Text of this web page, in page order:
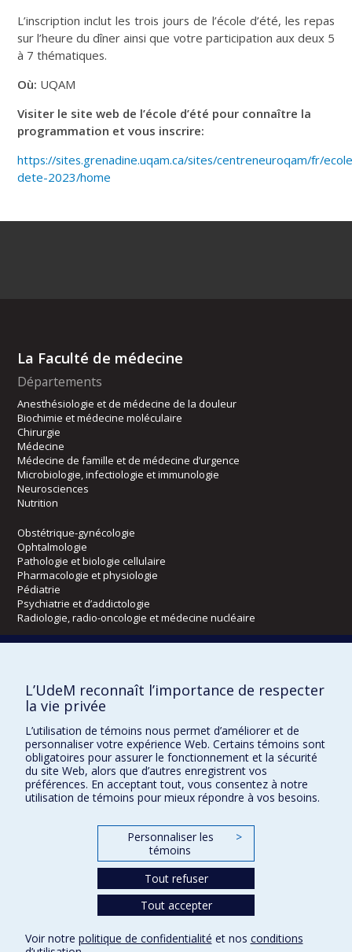
L’inscription inclut les trois jours de l’école d’été, les repas
sur l’heure du dîner ainsi que votre participation aux deux 5
à 7 thématiques.
Où: UQAM
Visiter le site web de l’école d’été pour connaître la
programmation et vous inscrire:
https://sites.grenadine.uqam.ca/sites/centreneuroqam/fr/
dete-2023/home
La Faculté de médecine
Départements
Anesthésiologie et de médecine de la douleur
Biochimie et médecine moléculaire
Chirurgie
Médecine
Médecine de famille et de médecine d’urgence
Microbiologie, infectiologie et immunologie
Neurosciences
Nutrition
Obstétrique-gynécologie
Ophtalmologie
Pathologie et biologie cellulaire
Pharmacologie et physiologie
Pédiatrie
Psychiatrie et d’addictologie
Radiologie, radio-oncologie et médecine nucléaire
Kinésiologie et des sciences de l’activité physique
Orthophonie et audiologie
Directions
DPC
CPASS
Confidentialité Conditions d’utilisation Paramètres des témoins
L’UdeM reconnaît l’importance de respecter
la vie privée
L’utilisation de témoins nous permet d’améliorer et de
personnaliser votre expérience Web. Certains témoins sont
obligatoires pour assurer le fonctionnement et la sécurité
du site Web, alors que d’autres enregistrent vos
préférences. En acceptant tout, vous consentez à notre
utilisation de témoins pour mieux répondre à vos besoins.
Personnaliser les
témoins
>
Tout refuser
Tout accepter
Voir notre politique de confidentialité et nos conditions